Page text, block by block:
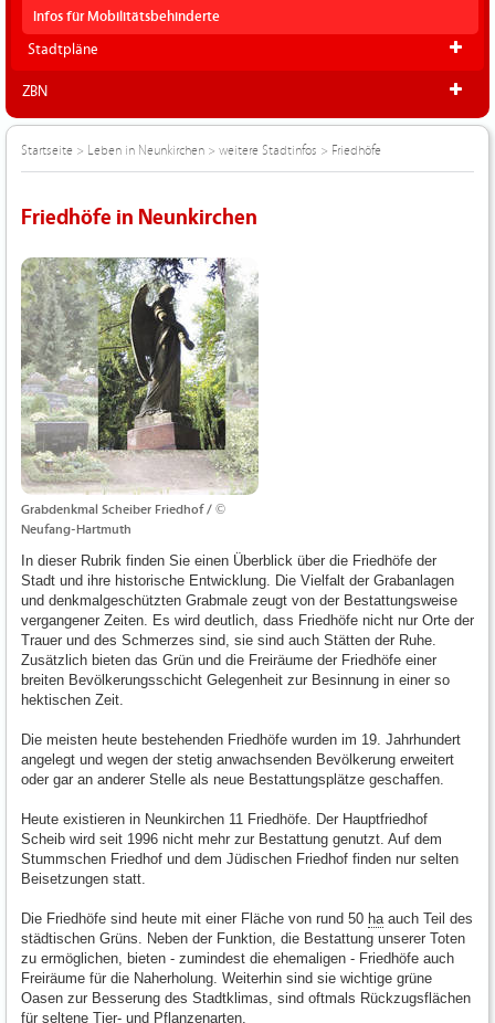
Infos für Mobilitätsbehinderte
Stadtpläne
ZBN
Startseite > Leben in Neunkirchen > weitere Stadtinfos > Friedhöfe
Friedhöfe in Neunkirchen
Grabdenkmal Scheiber Friedhof / ©
Neufang-Hartmuth
In dieser Rubrik finden Sie einen Überblick über die Friedhöfe der
Stadt und ihre historische Entwicklung. Die Vielfalt der Grabanlagen
und denkmalgeschützten Grabmale zeugt von der Bestattungsweise
vergangener Zeiten. Es wird deutlich, dass Friedhöfe nicht nur Orte der
Trauer und des Schmerzes sind, sie sind auch Stätten der Ruhe.
Zusätzlich bieten das Grün und die Freiräume der Friedhöfe einer
breiten Bevölkerungsschicht Gelegenheit zur Besinnung in einer so
hektischen Zeit.
Die meisten heute bestehenden Friedhöfe wurden im 19. Jahrhundert
angelegt und wegen der stetig anwachsenden Bevölkerung erweitert
oder gar an anderer Stelle als neue Bestattungsplätze geschaffen.
Heute existieren in Neunkirchen 11 Friedhöfe. Der Hauptfriedhof
Scheib wird seit 1996 nicht mehr zur Bestattung genutzt. Auf dem
Stummschen Friedhof und dem Jüdischen Friedhof finden nur selten
Beisetzungen statt.
Die Friedhöfe sind heute mit einer Fläche von rund 50 ha auch Teil des
städtischen Grüns. Neben der Funktion, die Bestattung unserer Toten
zu ermöglichen, bieten - zumindest die ehemaligen - Friedhöfe auch
Freiräume für die Naherholung. Weiterhin sind sie wichtige grüne
Oasen zur Besserung des Stadtklimas, sind oftmals Rückzugsflächen
für seltene Tier- und Pflanzenarten.